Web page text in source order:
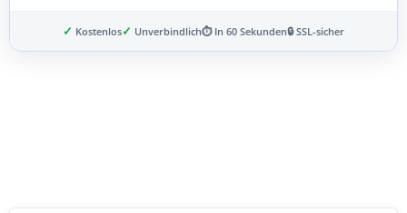
✓ Kostenlos✓ Unverbindlich⏱ In 60 Sekunden🔒 SSL-sicher